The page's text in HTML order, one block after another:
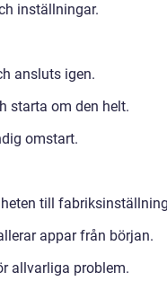
inställningar.
ansluts igen.
starta om den helt.
omstart.
till
appar från början.
allvarliga problem.